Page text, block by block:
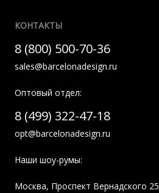
КОНТАКТЫ
8 (800) 500-70-36
sales@barcelonadesign.ru
Оптовый отдел:
8 (499) 322-47-18
opt@barcelonadesign.ru
Наши шоу-румы:
Москва, Проспект Вернадского 25